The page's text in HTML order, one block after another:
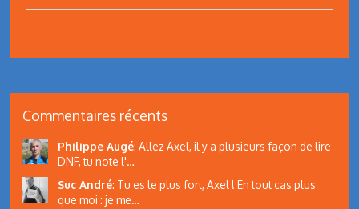
Commentaires récents
Philippe Augé: Allez Axel, il y a plusieurs façon de lire
DNF, tu note l'…
Suc André: Tu es le plus fort, Axel ! En tout cas plus
que moi : je me…